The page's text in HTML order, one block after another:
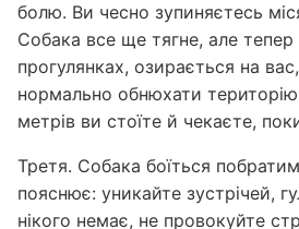
болю. Ви чесно зупиняєтесь
Собака все ще тягне, але тепер
прогулянках, озирається на
нормально обнюхати
метрів ви стоїте й чекаєте,
Третя. Собака боїться
пояснює: уникайте зустрічей,
нікого немає, не провокуйте